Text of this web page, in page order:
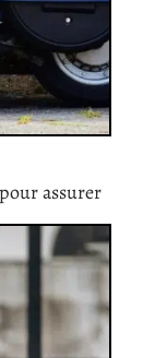
assurer